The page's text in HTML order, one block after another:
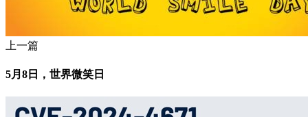
上一篇
5月8日，世界微笑日